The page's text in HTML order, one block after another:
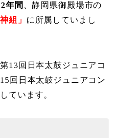
年間 、静岡県御殿場市の
組」 に所属していまし
13回日本太鼓ジュニアコ
回日本太鼓ジュニアコン
ています。